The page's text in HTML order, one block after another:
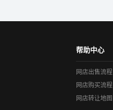
帮助中心
网店出售流程
网店购买流程
网店转让地图